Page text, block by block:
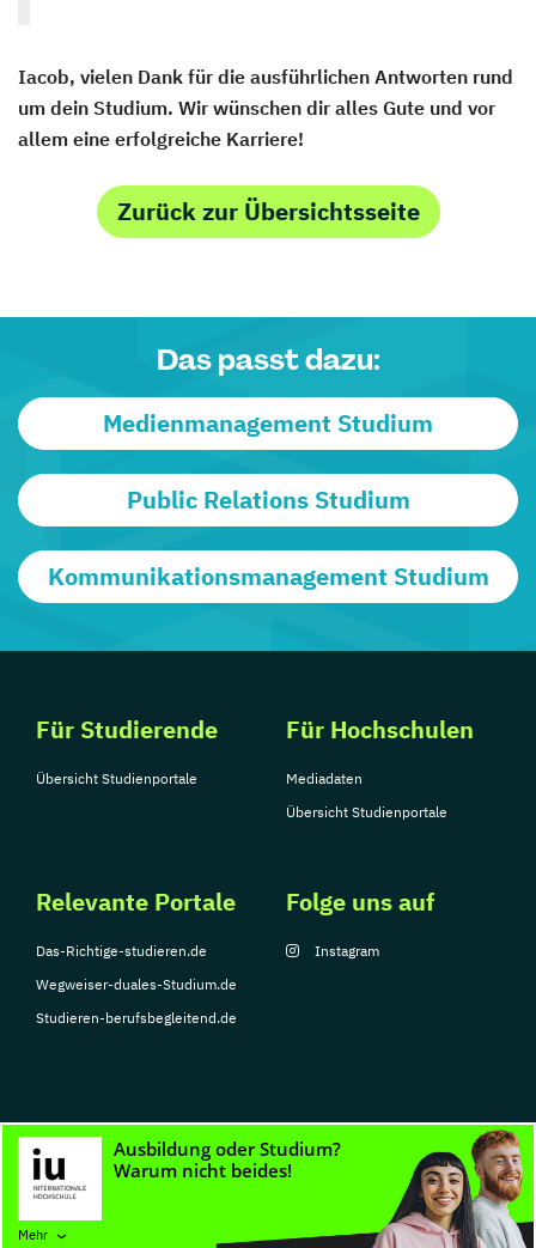
Mehr
Iacob, vielen Dank für die ausführlichen Antworten rund
um dein Studium. Wir wünschen dir alles Gute und vor
allem eine erfolgreiche Karriere!
Zurück zur Übersichtsseite
Das passt dazu:
Medienmanagement Studium
Public Relations Studium
Kommunikationsmanagement Studium
Für Studierende
Übersicht Studienportale
Für Hochschulen
Mediadaten
Übersicht Studienportale
Relevante Portale
Das-Richtige-studieren.de
Wegweiser-duales-Studium.de
Studieren-berufsbegleitend.de
Folge uns auf
Instagram
© Copyright 2026, TarGroup Media GmbH
Nutzungsbedingungen